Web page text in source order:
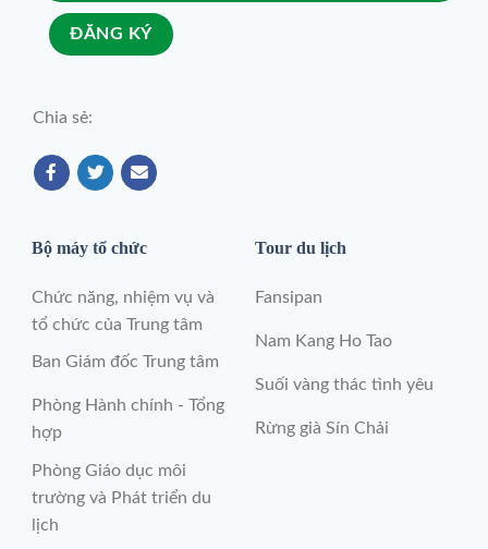
Chia sẻ:
Bộ máy tổ chức
Chức năng, nhiệm vụ và
tổ chức của Trung tâm
Ban Giám đốc Trung tâm
Phòng Hành chính - Tổng
hợp
Phòng Giáo dục môi
trường và Phát triển du
lịch
Tour du lịch
Fansipan
Nam Kang Ho Tao
Suối vàng thác tình yêu
Rừng già Sín Chải